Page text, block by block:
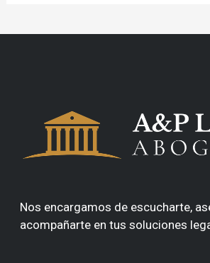
Nos encargamos de escucharte,
acompañarte en tus soluciones